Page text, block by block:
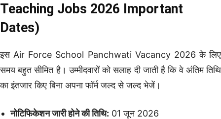
Teaching Jobs 2026 Important
Dates)
इस Air Force School Panchwati Vacancy 2026 के लिए
समय बहुत सीमित है। उम्मीदवारों को सलाह दी जाती है कि वे अंतिम तिथि
का इंतजार किए बिना अपना फॉर्म जल्द से जल्द भेजें।
नोटिफिकेशन जारी होने की तिथि: 01 जून 2026